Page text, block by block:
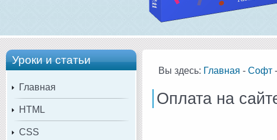
Уроки и статьи
Главная
HTML
CSS
Вы здесь: Главная - Софт -
Оплата на